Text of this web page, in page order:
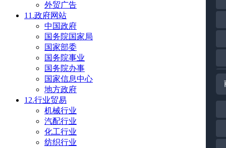
外贸广告
11.政府网站
中国政府
国务院国家局
国家部委
国务院事业
国务院办事
国家信息中心
地方政府
12.行业贸易
机械行业
汽配行业
化工行业
纺织行业